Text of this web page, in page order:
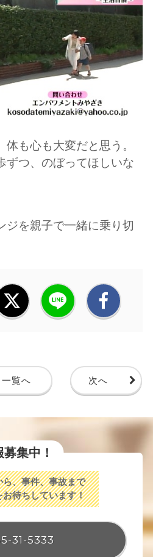
も心も大変だと思う。
ずつ、のぼってほしいな
ジを親子で一緒に乗り切
一覧へ 次へ
集中！
、事件、事故まで
待ちしています！
31-5333